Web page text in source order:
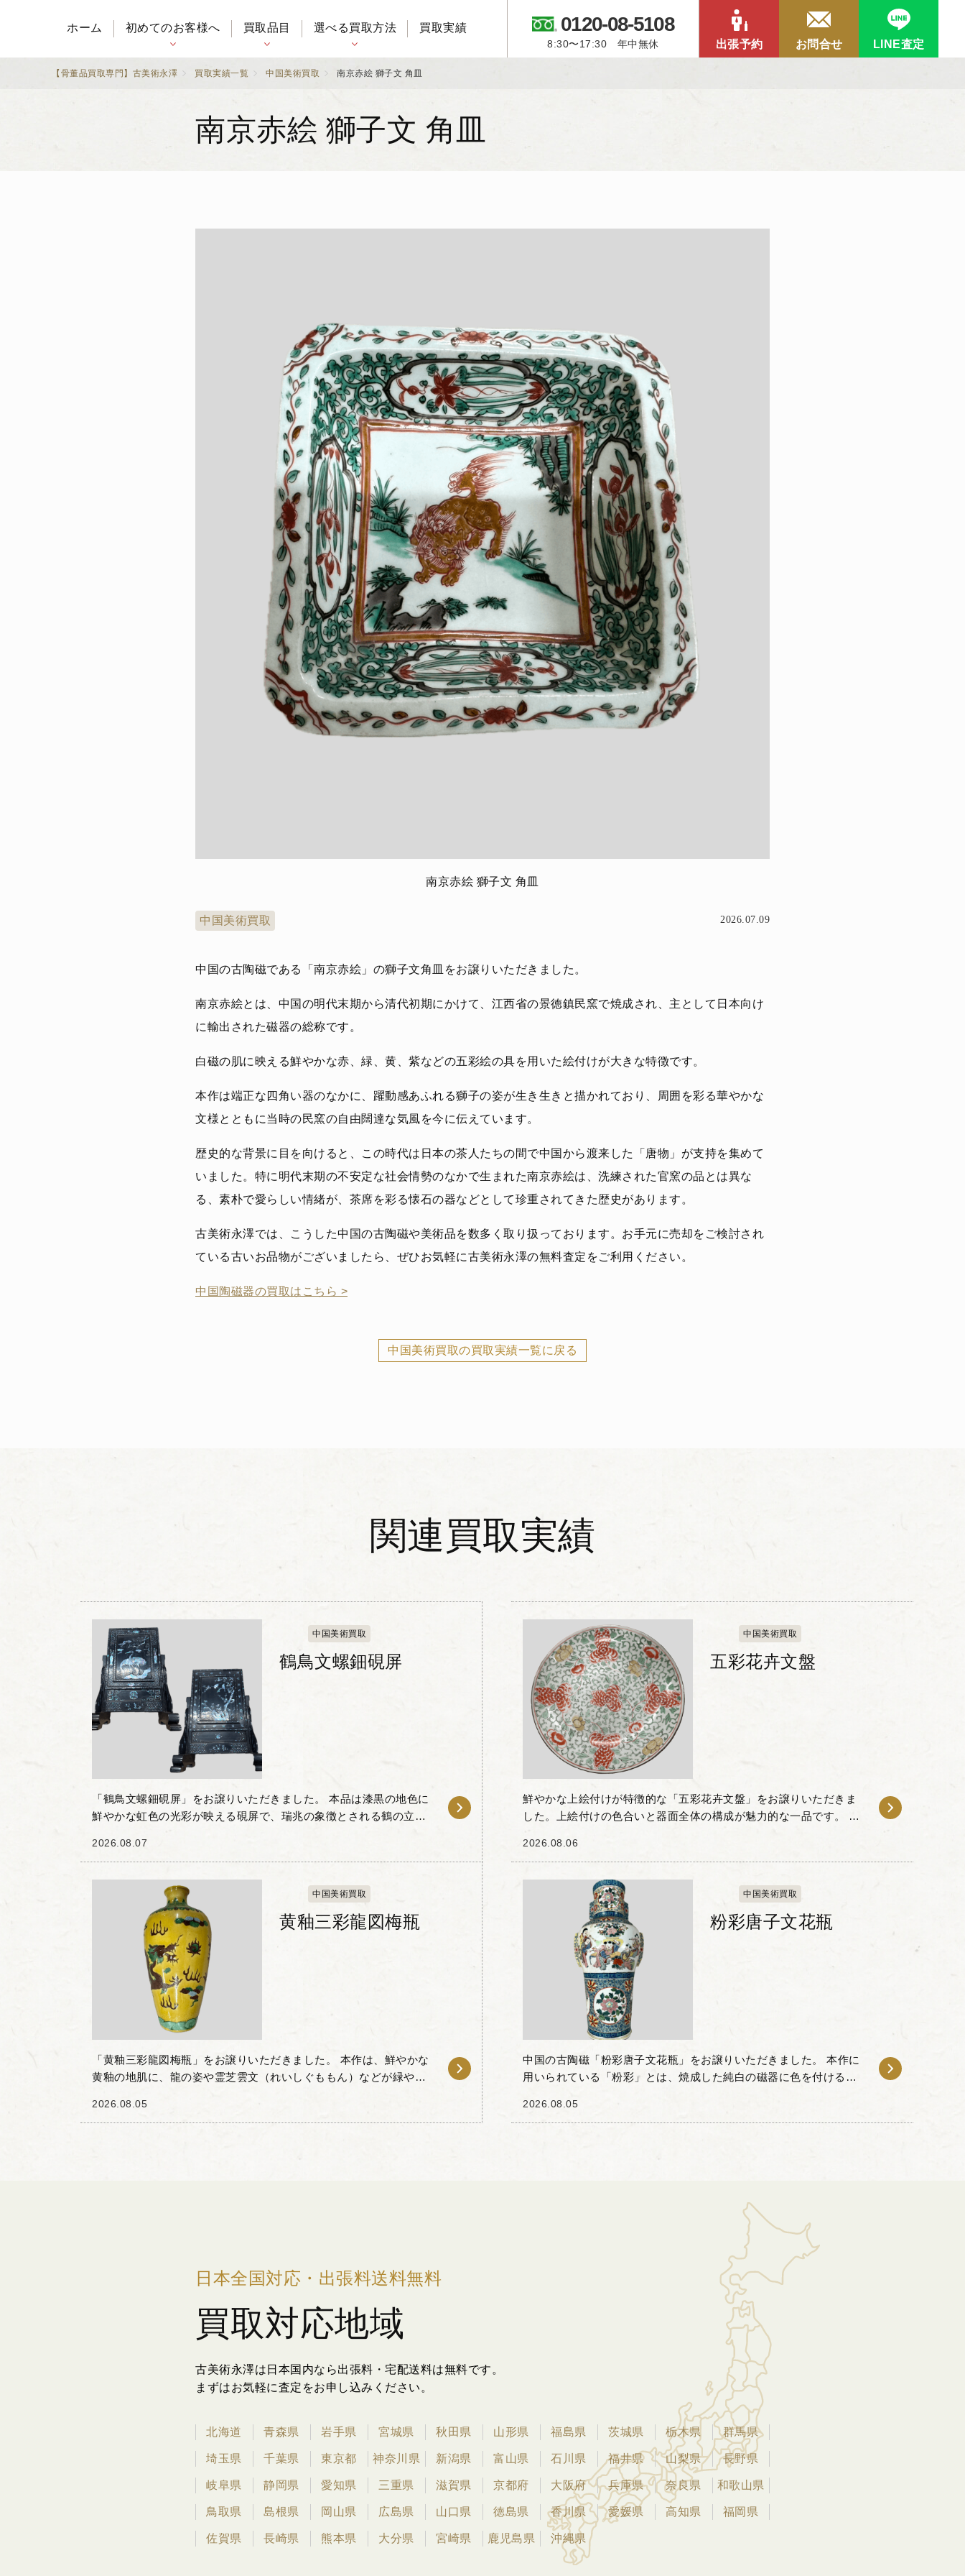
ホーム 初めてのお客様へ 買取品目 選べる買取方法 買取実績 0120-08-5108
8:30〜17:30 年中無休 出張予約 お問合せ LINE査定
【骨董品買取専門】古美術永澤 買取実績一覧 中国美術買取 南京赤絵 獅子文 角皿
南京赤絵 獅子文 角皿
南京赤絵 獅子文 角皿
中国美術買取 2026.07.09
中国の古陶磁である「南京赤絵」の獅子文角皿をお譲りいただきました。
南京赤絵とは、中国の明代末期から清代初期にかけて、江西省の景徳鎮民窯で焼成され、主として日本向け
に輸出された磁器の総称です。
白磁の肌に映える鮮やかな赤、緑、黄、紫などの五彩絵の具を用いた絵付けが大きな特徴です。
本作は端正な四角い器のなかに、躍動感あふれる獅子の姿が生き生きと描かれており、周囲を彩る華やかな
文様とともに当時の民窯の自由闊達な気風を今に伝えています。
歴史的な背景に目を向けると、この時代は日本の茶人たちの間で中国から渡来した「唐物」が支持を集めて
いました。特に明代末期の不安定な社会情勢のなかで生まれた南京赤絵は、洗練された官窯の品とは異な
る、素朴で愛らしい情緒が、茶席を彩る懐石の器などとして珍重されてきた歴史があります。
古美術永澤では、こうした中国の古陶磁や美術品を数多く取り扱っております。お手元に売却をご検討され
ている古いお品物がございましたら、ぜひお気軽に古美術永澤の無料査定をご利用ください。
中国陶磁器の買取はこちら >
中国美術買取の買取実績一覧に戻る
関連買取実績
中国美術買取
鶴鳥文螺鈿硯屏
「鶴鳥文螺鈿硯屏」をお譲りいただきました。 本品は漆黒の地色に
鮮やかな虹色の光彩が映える硯屏で、瑞兆の象徴とされる鶴の立ち
は、書卓で墨...
2026.08.07
中国美術買取
五彩花卉文盤
鮮やかな上絵付けが特徴的な「五彩花卉文盤」をお譲りいただきま
した。上絵付けの色合いと器面全体の構成が魅力的な一品です。 白
描かれています。...
2026.08.06
中国美術買取
黄釉三彩龍図梅瓶
「黄釉三彩龍図梅瓶」をお譲りいただきました。 本作は、鮮やかな
黄釉の地肌に、龍の姿や霊芝雲文（れいしぐももん）などが緑や褐
に向けてすぼ...
2026.08.05
中国美術買取
粉彩唐子文花瓶
中国の古陶磁「粉彩唐子文花瓶」をお譲りいただきました。 本作に
用いられている「粉彩」とは、焼成した純白の磁器に色を付ける上
にしています。 ...
2026.08.05
日本全国対応・出張料送料無料
買取対応地域
古美術永澤は日本国内なら出張料・宅配送料は無料です。
まずはお気軽に査定をお申し込みください。
北海道 青森県 岩手県 宮城県 秋田県 山形県 福島県 茨城県 栃木県 群馬県
埼玉県 千葉県 東京都 神奈川県 新潟県 富山県 石川県 福井県 山梨県 長野県
岐阜県 静岡県 愛知県 三重県 滋賀県 京都府 大阪府 兵庫県 奈良県 和歌山県
鳥取県 島根県 岡山県 広島県 山口県 徳島県 香川県 愛媛県 高知県 福岡県
佐賀県 長崎県 熊本県 大分県 宮崎県 鹿児島県 沖縄県